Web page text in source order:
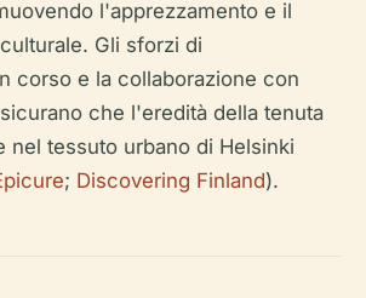
l'apprezzamento e il
Gli sforzi di
corso e la collaborazione con
che l'eredità della tenuta
nel tessuto urbano di Helsinki
; Discovering Finland).